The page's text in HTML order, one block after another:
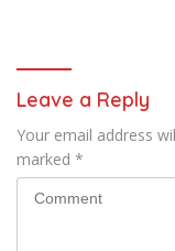
Leave a Reply
Your email address
marked *